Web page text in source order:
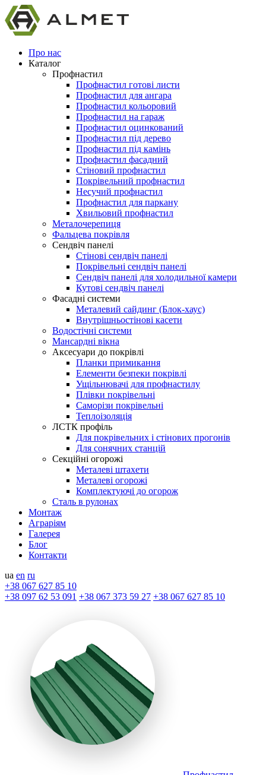
Про нас
Каталог
Профнастил
Профнастил готові листи
Профнастил для ангара
Профнастил кольоровий
Профнастил на гараж
Профнастил оцинкований
Профнастил під дерево
Профнастил під камінь
Профнастил фасадний
Стіновий профнастил
Покрівельний профнастил
Несучий профнастил
Профнастил для паркану
Хвильовий профнастил
Металочерепиця
Фальцева покрівля
Сендвіч панелі
Стінові сендвіч панелі
Покрівельні сендвіч панелі
Сендвіч панелі для холодильної камери
Кутові сендвіч панелі
Фасадні системи
Металевий сайдинг (Блок-хаус)
Внутрішньостінові касети
Водостічні системи
Мансардні вікна
Аксесуари до покрівлі
Планки примикання
Елементи безпеки покрівлі
Ущільнювачі для профнастилу
Плівки покрівельні
Саморізи покрівельні
Теплоізоляція
ЛСТК профіль
Для покрівельних і стінових прогонів
Для сонячних станцій
Секційні огорожі
Металеві штахети
Металеві огорожі
Комплектуючі до огорож
Сталь в рулонах
Монтаж
Аграріям
Галерея
Блог
Контакти
ua en ru
+38 067 627 85 10
+38 097 62 53 091 +38 067 373 59 27 +38 067 627 85 10